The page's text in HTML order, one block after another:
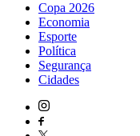
Copa 2026
Economia
Esporte
Política
Segurança
Cidades